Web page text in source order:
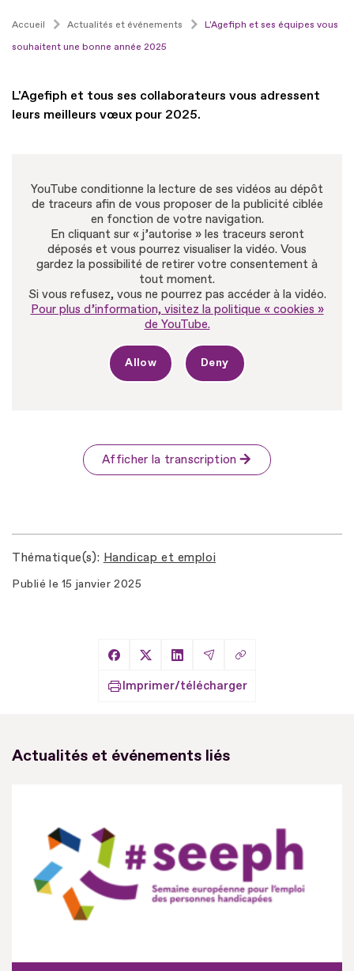
Accueil Actualités et événements
L'Agefiph et ses équipes vous
souhaitent une bonne année 2025
L'Agefiph et tous ses collaborateurs vous adressent
leurs meilleurs vœux pour 2025.
YouTube conditionne la lecture de ses vidéos au dépôt
de traceurs afin de vous proposer de la publicité ciblée
en fonction de votre navigation.
En cliquant sur « j’autorise » les traceurs seront
déposés et vous pourrez visualiser la vidéo. Vous
gardez la possibilité de retirer votre consentement à
tout moment.
Si vous refusez, vous ne pourrez pas accéder à la vidéo.
Pour plus d’information, visitez la politique « cookies »
de YouTube.
Allow Deny
Afficher la transcription
Thématique(s) Handicap et emploi
Publié le 15 janvier 2025
Partager sur Facebook
Partager sur X
Partager sur LinkedIn
Partager par Email
Copier le lien
Imprimer/télécharger
Actualités et événements liés